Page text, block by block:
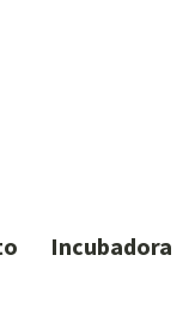
Incubadora